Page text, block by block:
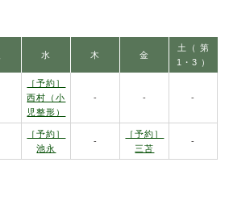
水 木 金
土（ 第
1・3 ）
［予約］
西村（小
児整形）
- - -
［予約］
池永
-
［予約］
三苫
-